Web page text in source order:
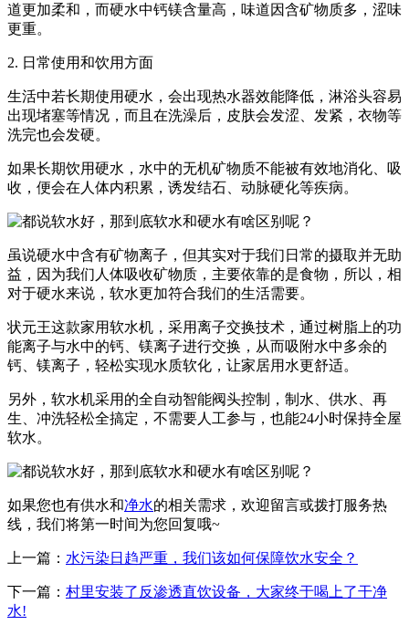
道更加柔和，而硬水中钙镁含量高，味道因含矿物质多，涩味
更重。
2. 日常使用和饮用方面
生活中若长期使用硬水，会出现热水器效能降低，淋浴头容易
出现堵塞等情况，而且在洗澡后，皮肤会发涩、发紧，衣物等
洗完也会发硬。
如果长期饮用硬水，水中的无机矿物质不能被有效地消化、吸
收，便会在人体内积累，诱发结石、动脉硬化等疾病。
虽说硬水中含有矿物离子，但其实对于我们日常的摄取并无助
益，因为我们人体吸收矿物质，主要依靠的是食物，所以，相
对于硬水来说，软水更加符合我们的生活需要。
状元王这款家用软水机，采用离子交换技术，通过树脂上的功
能离子与水中的钙、镁离子进行交换，从而吸附水中多余的
钙、镁离子，轻松实现水质软化，让家居用水更舒适。
另外，软水机采用的全自动智能阀头控制，制水、供水、再
生、冲洗轻松全搞定，不需要人工参与，也能24小时保持全屋
软水。
如果您也有供水和净水的相关需求，欢迎留言或拨打服务热
线，我们将第一时间为您回复哦~
上一篇： 水污染日趋严重，我们该如何保障饮水安全？
下一篇： 村里安装了反渗透直饮设备，大家终于喝上了干净
水!